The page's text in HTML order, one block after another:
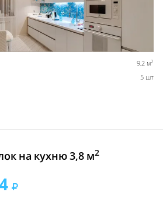
9,2 м2
5 шт
на кухню 3,8 м2